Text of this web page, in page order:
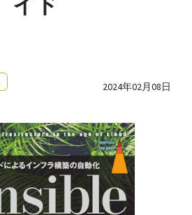
2024年02月08日